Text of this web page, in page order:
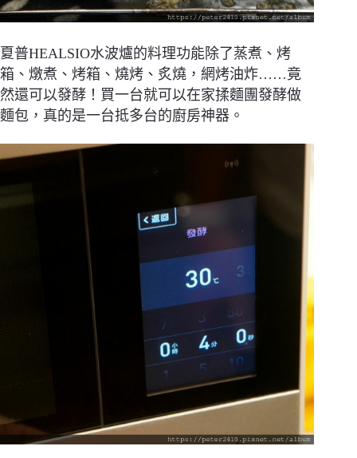
夏普HEALSIO水波爐的料理功能除了蒸煮、烤
箱、燉煮、烤箱、燒烤、炙燒，網烤油炸……竟
然還可以發酵！買一台就可以在家揉麵團發酵做
麵包，真的是一台抵多台的廚房神器。